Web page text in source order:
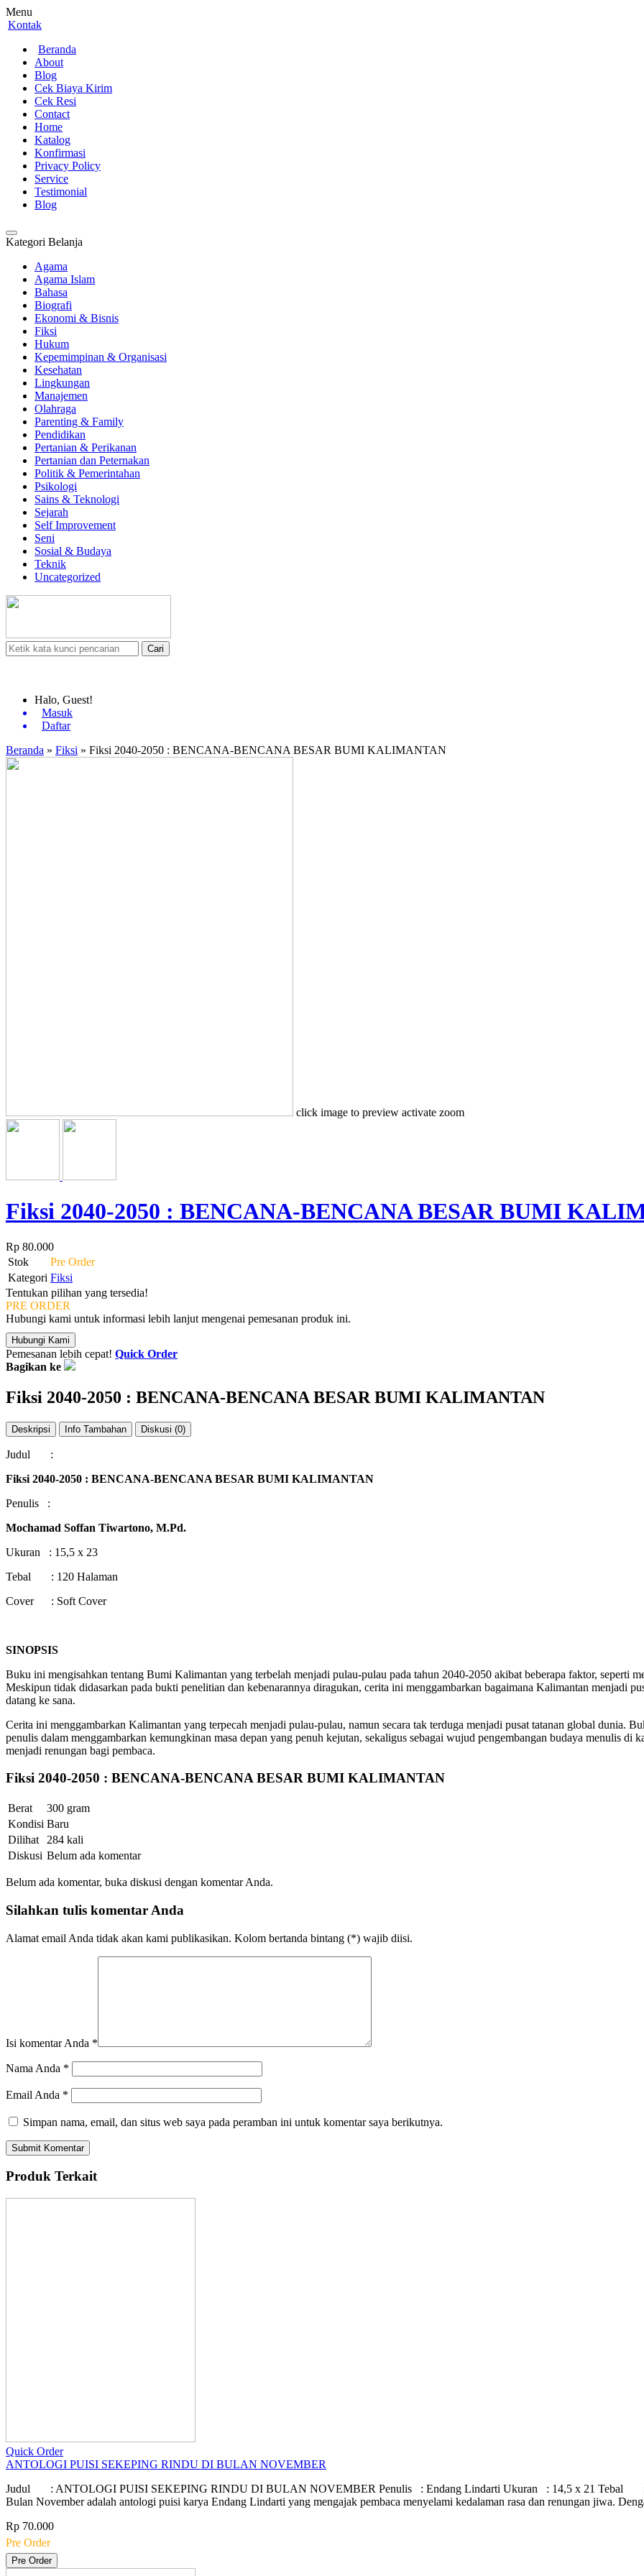
Menu
Kontak
Beranda
About
Blog
Cek Biaya Kirim
Cek Resi
Contact
Home
Katalog
Konfirmasi
Privacy Policy
Service
Testimonial
Blog
Kategori Belanja
Agama
Agama Islam
Bahasa
Biografi
Ekonomi & Bisnis
Fiksi
Hukum
Kepemimpinan & Organisasi
Kesehatan
Lingkungan
Manajemen
Olahraga
Parenting & Family
Pendidikan
Pertanian & Perikanan
Pertanian dan Peternakan
Politik & Pemerintahan
Psikologi
Sains & Teknologi
Sejarah
Self Improvement
Seni
Sosial & Budaya
Teknik
Uncategorized
Cari
Halo, Guest!
Masuk
Daftar
Beranda » Fiksi » Fiksi 2040-2050 : BENCANA-BENCANA BESAR BUMI KALIMANTAN
click image to preview activate zoom
Fiksi 2040-2050 : BENCANA-BENCANA BESAR BUMI
Rp 80.000
Stok
Pre Order
Kategori Fiksi
Tentukan pilihan yang tersedia!
PRE ORDER
Hubungi kami untuk informasi lebih lanjut mengenai pemesanan produk ini.
Hubungi Kami
Pemesanan lebih cepat! Quick Order
Bagikan ke
Fiksi 2040-2050 : BENCANA-BENCANA BESAR BUMI KALIMANTAN
Deskripsi Info Tambahan Diskusi (0)
Judul :
Fiksi 2040-2050 : BENCANA-BENCANA BESAR BUMI KALIMANTAN
Penulis :
Mochamad Soffan Tiwartono, M.Pd.
Ukuran : 15,5 x 23
Tebal : 120 Halaman
Cover : Soft Cover
SINOPSIS
Buku ini mengisahkan tentang Bumi Kalimantan yang terbelah menjadi pulau-pulau pada tahun 2040-2050 akibat beberapa faktor, seperti
Meskipun tidak didasarkan pada bukti penelitian dan kebenarannya diragukan, cerita ini menggambarkan bagaimana Kalimantan menjadi
datang ke sana.
Cerita ini menggambarkan Kalimantan yang terpecah menjadi pulau-pulau, namun secara tak terduga menjadi pusat tatanan global dunia.
penulis dalam menggambarkan kemungkinan masa depan yang penuh kejutan, sekaligus sebagai wujud pengembangan budaya menulis di
menjadi renungan bagi pembaca.
Fiksi 2040-2050 : BENCANA-BENCANA BESAR BUMI KALIMANTAN
Berat
300 gram
Kondisi Baru
Dilihat
284 kali
Diskusi Belum ada komentar
Belum ada komentar, buka diskusi dengan komentar Anda.
Silahkan tulis komentar Anda
Alamat email Anda tidak akan kami publikasikan. Kolom bertanda bintang (*) wajib diisi.
Isi komentar Anda *
Nama Anda *
Email Anda *
Simpan nama, email, dan situs web saya pada peramban ini untuk komentar saya berikutnya.
Produk Terkait
Quick Order
ANTOLOGI PUISI SEKEPING RINDU DI BULAN NOVEMBER
Judul : ANTOLOGI PUISI SEKEPING RINDU DI BULAN NOVEMBER Penulis : Endang Lindarti Ukuran : 14,5 x 21 Tebal :
Bulan November adalah antologi puisi karya Endang Lindarti yang mengajak pembaca menyelami kedalaman rasa dan renungan jiwa.
Rp 70.000
Pre Order
Pre Order